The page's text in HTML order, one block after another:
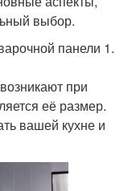
выбор.
панели 1.
при
её размер.
вашей кухне и